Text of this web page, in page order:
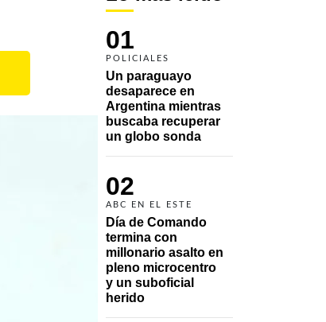
01
POLICIALES
Un paraguayo
desaparece en
Argentina mientras
buscaba recuperar
un globo sonda
02
ABC EN EL ESTE
Día de Comando
termina con
millonario asalto en
pleno microcentro
y un suboficial
herido